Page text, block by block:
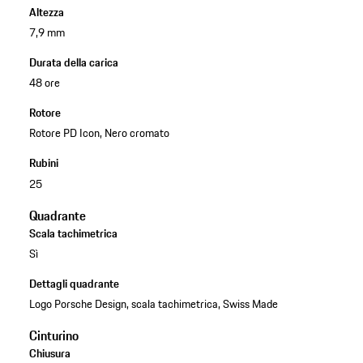
Altezza
7,9 mm
Durata della carica
48 ore
Rotore
Rotore PD Icon, Nero cromato
Rubini
25
Quadrante
Scala tachimetrica
Sì
Dettagli quadrante
Logo Porsche Design, scala tachimetrica, Swiss Made
Cinturino
Chiusura